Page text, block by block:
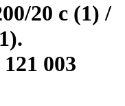
20 с (1) /
003